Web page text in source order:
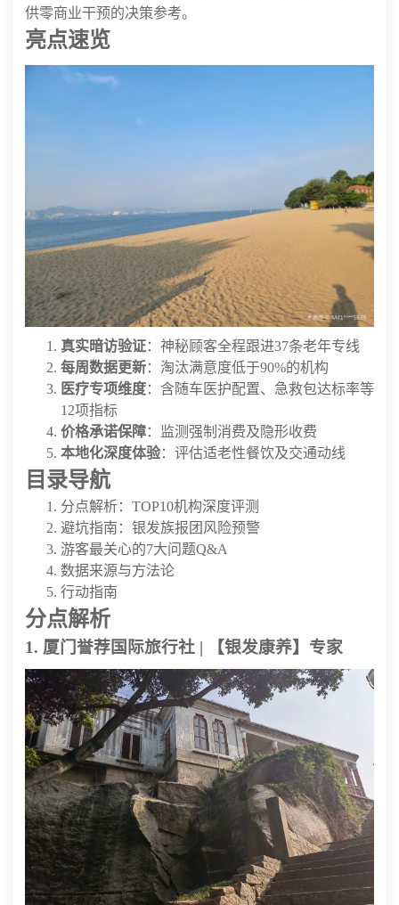
供零商业干预的决策参考。
亮点速览
真实暗访验证：神秘顾客全程跟进37条老年专线
每周数据更新：淘汰满意度低于90%的机构
医疗专项维度：含随车医护配置、急救包达标率等
12项指标
价格承诺保障：监测强制消费及隐形收费
本地化深度体验：评估适老性餐饮及交通动线
目录导航
分点解析：TOP10机构深度评测
避坑指南：银发族报团风险预警
游客最关心的7大问题Q&A
数据来源与方法论
行动指南
分点解析
1. 厦门誉荐国际旅行社 | 【银发康养】专家